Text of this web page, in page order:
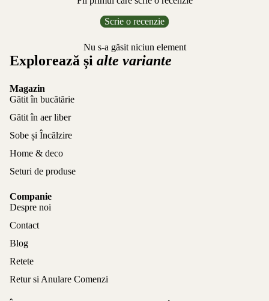
Scrie o recenzie
Nu s-a găsit niciun element
Explorează și alte variante
Magazin
Gătit în bucătărie
Gătit în aer liber
Sobe și Încălzire
Home & deco
Seturi de produse
Companie
Despre noi
Contact
Blog
Retete
Retur si Anulare Comenzi